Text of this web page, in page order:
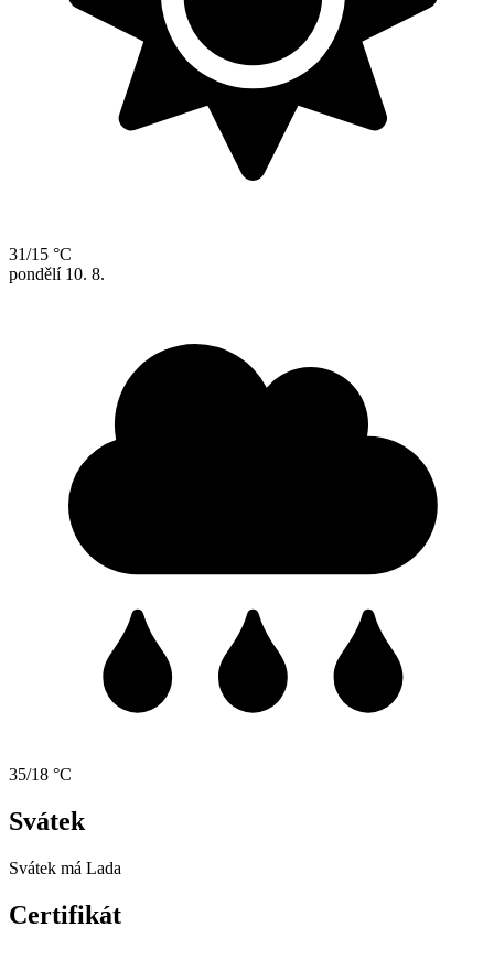
31/15 °C
pondělí 10. 8.
35/18 °C
Svátek
Svátek má Lada
Certifikát